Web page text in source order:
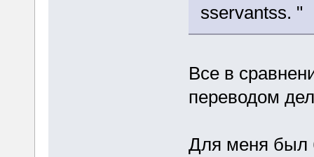
sservantss. "
Все в
переводом
Для меня был